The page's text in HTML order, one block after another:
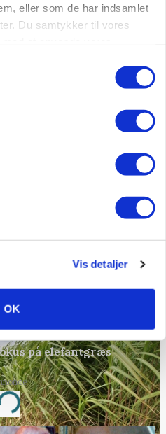
eller som de har indsamlet
Du samtykker til vores
Vis detaljer
OK
Danish Crowns pris en
på elefantgræs